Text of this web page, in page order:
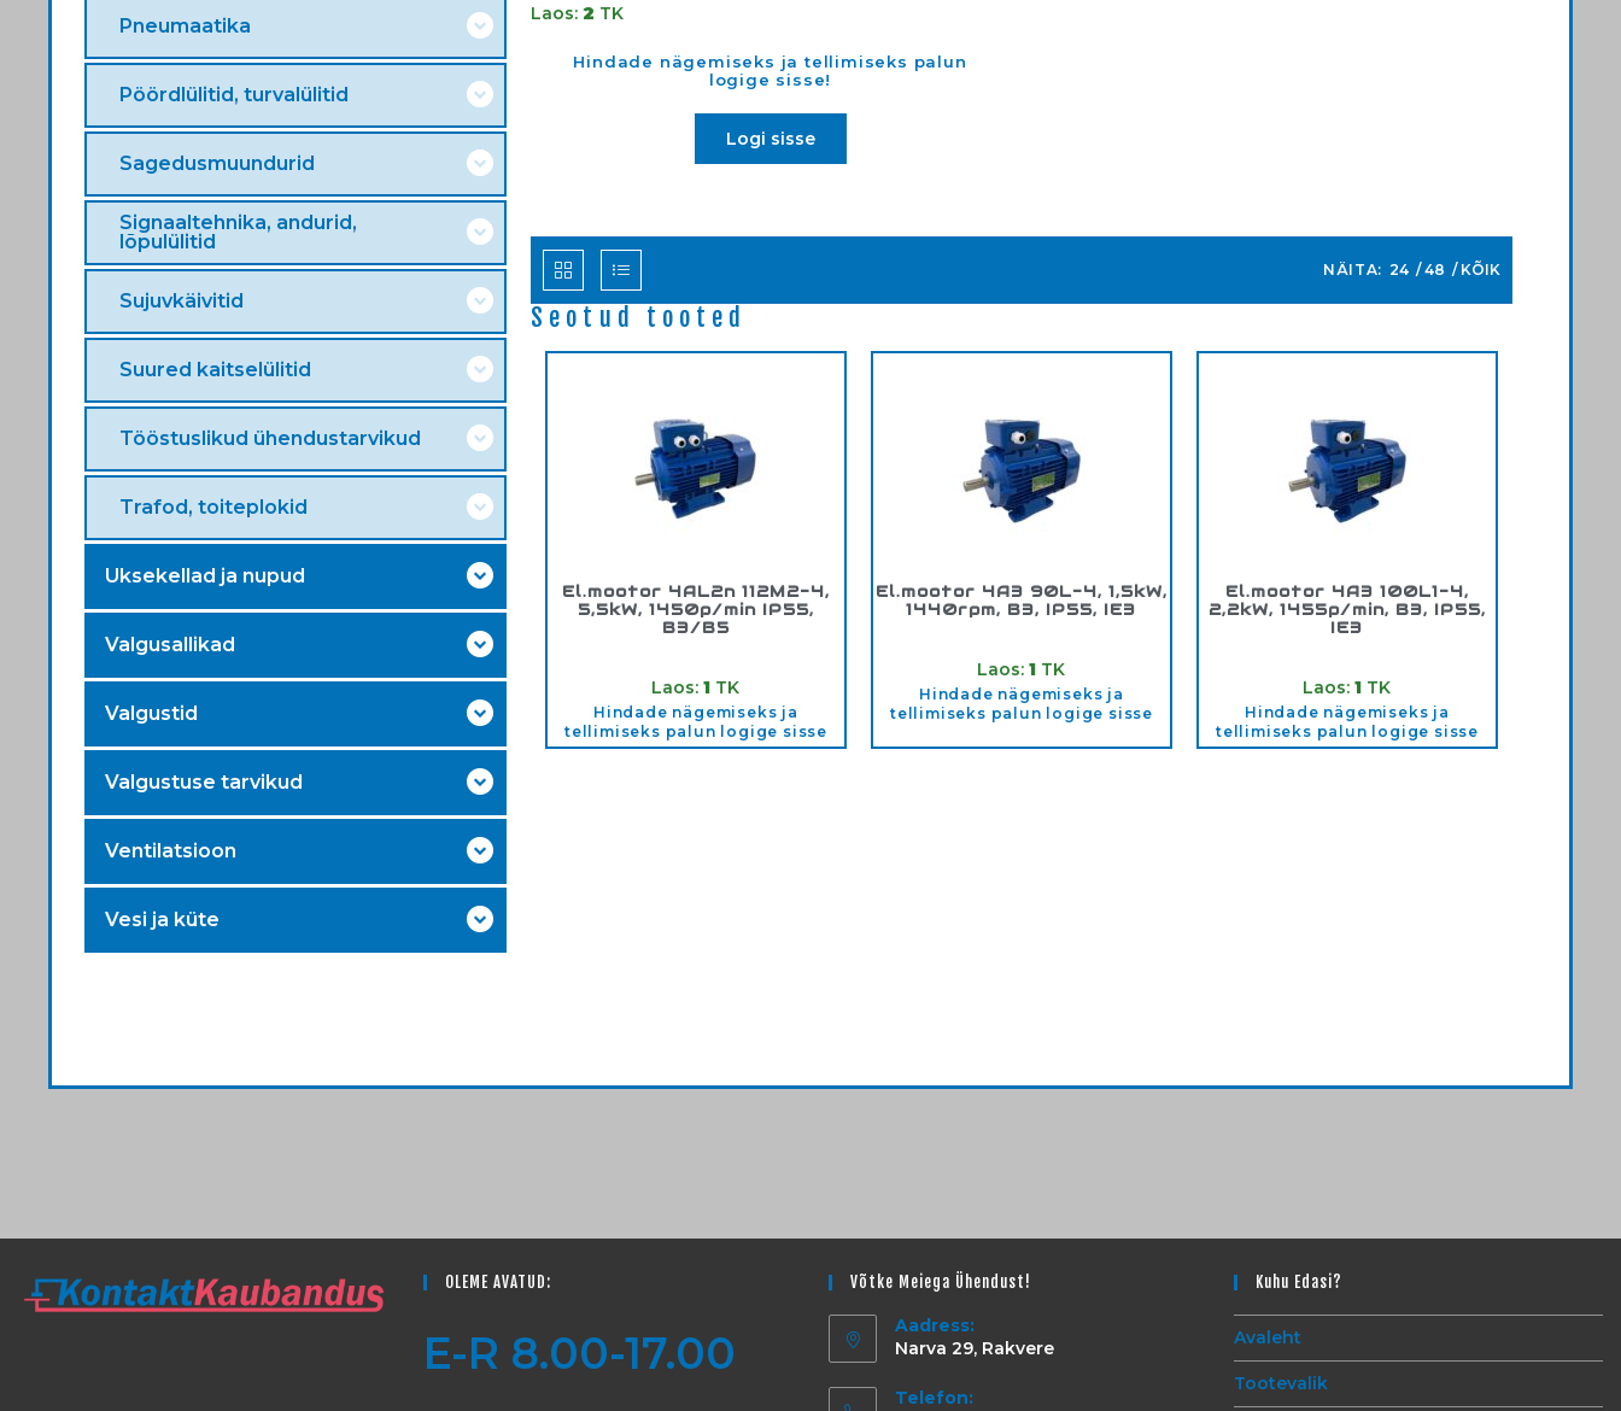
Pneumaatika
Pöördlülitid, turvalülitid
Sagedusmuundurid
Signaaltehnika, andurid,
lõpulülitid
Sujuvkäivitid
Suured kaitselülitid
Tööstuslikud ühendustarvikud
Trafod, toiteplokid
Uksekellad ja nupud
Valgusallikad
Valgustid
Valgustuse tarvikud
Ventilatsioon
Vesi ja küte
Laos:2 TK
Hindade nägemiseks ja tellimiseks palun
logige sisse!
Logi sisse
NÄITA: 24 48 KÕIK
Seotud tooted
El.mootor 4AL2n 112M2-4,
5,5kW, 1450p/min IP55,
B3/B5
Laos:1 TK
Hindade nägemiseks ja
tellimiseks palun logige sisse
El.mootor 4A3 90L-4, 1,5kW,
1440rpm, B3, IP55, IE3
Laos:1 TK
Hindade nägemiseks ja
tellimiseks palun logige sisse
El.mootor 4A3 100L1-4,
2,2kW, 1455p/min, B3, IP55,
IE3
Laos:1 TK
Hindade nägemiseks ja
tellimiseks palun logige sisse
OLEME AVATUD:
E-R 8.00-17.00
Võtke Meiega Ühendust!
Aadress:
Narva 29, Rakvere
Telefon:
Kuhu Edasi?
Avaleht
Tootevalik